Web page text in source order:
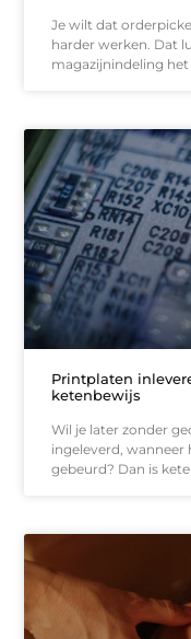
Je wilt dat
harder werken. Dat
magazijnindeling
Printplaten
ketenbewijs
Wil je later zonder
ingeleverd, wanneer
gebeurd? Dan is